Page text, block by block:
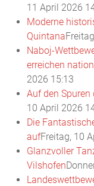
11 April 2026
Moderne
Quintana
Naboj-
erreichen
2026 15:13
Auf den
10 April 2026
Die
aufFreitag, 10
Glanzvoller
Vilshofen